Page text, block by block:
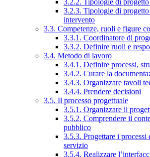
3.2.2. Tipologie di
3.2.3. Tipologie di
intervento
3.3. Competenze, ruoli e figure
3.3.1. Coordinatore di
3.3.2. Definire ruoli e
3.4. Metodo di lavoro
3.4.1. Definire processi,
3.4.2. Curare la
3.4.3. Organizzare tavoli
3.4.4. Prendere decisioni
3.5. Il processo progettuale
3.5.1. Organizzare il
3.5.2. Comprendere il
pubblico
3.5.3. Progettare i processi
servizio
3.5.4. Realizzare